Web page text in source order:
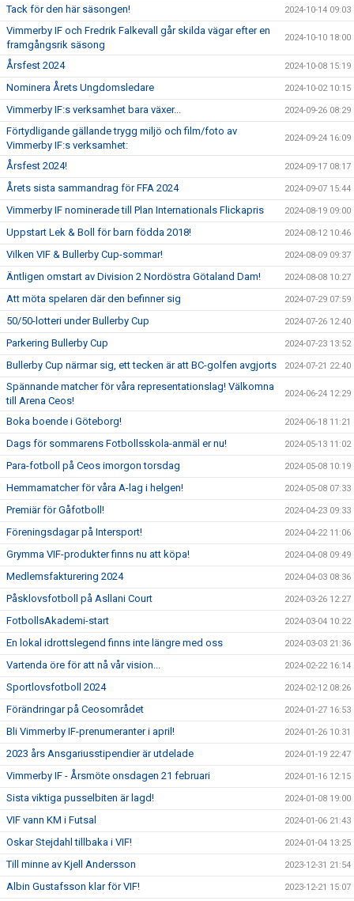
Tack för den här säsongen! 2024-10-14 09:03
Vimmerby IF och Fredrik Falkevall går skilda vägar efter en
framgångsrik säsong
2024-10-10 18:00
Årsfest 2024 2024-10-08 15:19
Nominera Årets Ungdomsledare 2024-10-02 10:15
Vimmerby IF:s verksamhet bara växer... 2024-09-26 08:29
Förtydligande gällande trygg miljö och film/foto av
Vimmerby IF:s verksamhet:
2024-09-24 16:09
Årsfest 2024! 2024-09-17 08:17
Årets sista sammandrag för FFA 2024 2024-09-07 15:44
Vimmerby IF nominerade till Plan Internationals Flickapris 2024-08-19 09:00
Uppstart Lek & Boll för barn födda 2018! 2024-08-12 10:46
Vilken VIF & Bullerby Cup-sommar! 2024-08-09 09:37
Äntligen omstart av Division 2 Nordöstra Götaland Dam! 2024-08-08 10:27
Att möta spelaren där den befinner sig 2024-07-29 07:59
50/50-lotteri under Bullerby Cup 2024-07-26 12:40
Parkering Bullerby Cup 2024-07-23 13:52
Bullerby Cup närmar sig, ett tecken är att BC-golfen avgjorts 2024-07-21 22:40
Spännande matcher för våra representationslag! Välkomna
till Arena Ceos!
2024-06-24 12:29
Boka boende i Göteborg! 2024-06-18 11:21
Dags för sommarens Fotbollsskola-anmäl er nu! 2024-05-13 11:02
Para-fotboll på Ceos imorgon torsdag 2024-05-08 10:19
Hemmamatcher för våra A-lag i helgen! 2024-05-08 07:33
Premiär för Gåfotboll! 2024-04-23 09:33
Föreningsdagar på Intersport! 2024-04-22 11:06
Grymma VIF-produkter finns nu att köpa! 2024-04-08 09:49
Medlemsfakturering 2024 2024-04-03 08:36
Påsklovsfotboll på Asllani Court 2024-03-26 12:27
FotbollsAkademi-start 2024-03-04 10:22
En lokal idrottslegend finns inte längre med oss 2024-03-03 21:36
Vartenda öre för att nå vår vision... 2024-02-22 16:14
Sportlovsfotboll 2024 2024-02-12 08:26
Förändringar på Ceosområdet 2024-01-27 16:53
Bli Vimmerby IF-prenumeranter i april! 2024-01-26 10:31
2023 års Ansgariusstipendier är utdelade 2024-01-19 22:47
Vimmerby IF - Årsmöte onsdagen 21 februari 2024-01-16 12:15
Sista viktiga pusselbiten är lagd! 2024-01-08 19:00
VIF vann KM i Futsal 2024-01-06 21:43
Oskar Stejdahl tillbaka i VIF! 2024-01-04 13:25
Till minne av Kjell Andersson 2023-12-31 21:54
Albin Gustafsson klar för VIF! 2023-12-21 15:07